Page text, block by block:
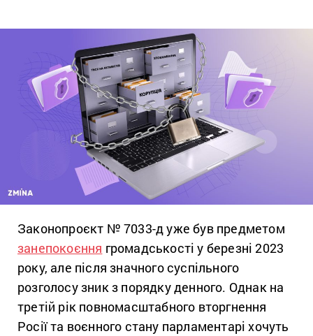
Законопроєкт № 7033-д уже був предметом
занепокоєння громадськості у березні 2023
року, але після значного суспільного
розголосу зник з порядку денного. Однак на
третій рік повномасштабного вторгнення
Росії та воєнного стану парламентарі хочуть